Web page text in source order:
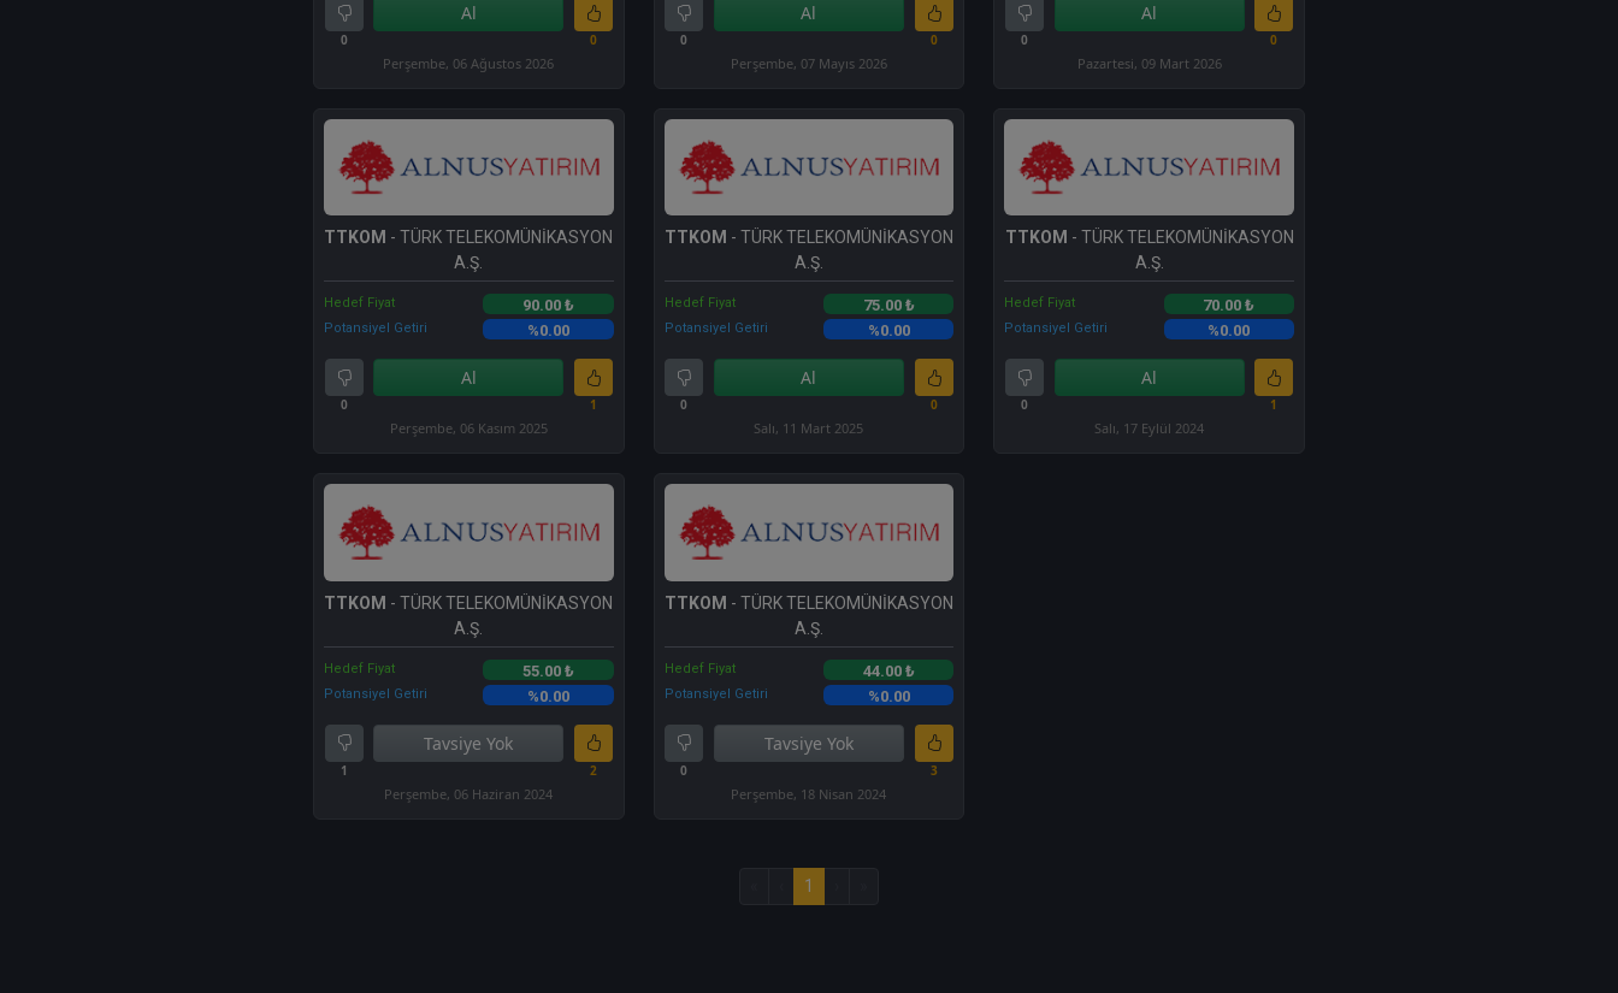
0
Al
0
Perşembe, 06 Ağustos 2026
0
Al
0
Perşembe, 07 Mayıs 2026
0
Al
0
Pazartesi, 09 Mart 2026
TTKOM - TÜRK TELEKOMÜNİKASYON
A.Ş.
Hedef Fiyat 90.00 ₺
Potansiyel Getiri %0.00
0
Al
1
Perşembe, 06 Kasım 2025
TTKOM - TÜRK TELEKOMÜNİKASYON
A.Ş.
Hedef Fiyat 75.00 ₺
Potansiyel Getiri %0.00
0
Al
0
Salı, 11 Mart 2025
TTKOM - TÜRK TELEKOMÜNİKASYON
A.Ş.
Hedef Fiyat 70.00 ₺
Potansiyel Getiri %0.00
0
Al
1
Salı, 17 Eylül 2024
TTKOM - TÜRK TELEKOMÜNİKASYON
A.Ş.
Hedef Fiyat 55.00 ₺
Potansiyel Getiri %0.00
1
Tavsiye Yok
2
Perşembe, 06 Haziran 2024
TTKOM - TÜRK TELEKOMÜNİKASYON
A.Ş.
Hedef Fiyat 44.00 ₺
Potansiyel Getiri %0.00
0
Tavsiye Yok
3
Perşembe, 18 Nisan 2024
1